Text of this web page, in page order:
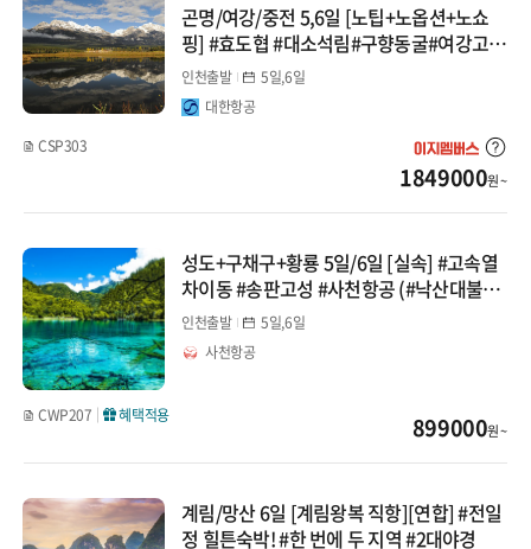
곤명/여강/중전 5,6일 [노팁+노옵션+노쇼
핑] #효도협 #대소석림#구향동굴#여강고성
#옥룡설산+고속열차 탑승
인천출발
5일,6일
대한항공
CSP303
1849000원 ~
성도+구채구+황룡 5일/6일 [실속] #고속열
차이동 #송판고성 #사천항공 (#낙산대불유
람선)
인천출발
5일,6일
사천항공
CWP207 혜택적용 899000원 ~
계림/망산 6일 [계림왕복 직항][연합] #전일
정 힐튼숙박! #한 번에 두 지역 #2대야경